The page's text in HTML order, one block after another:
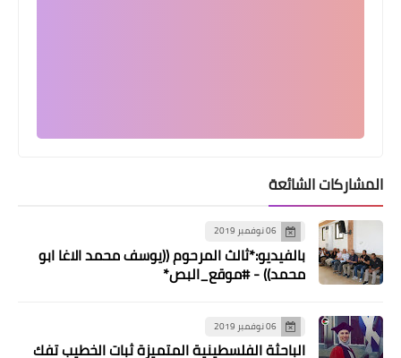
أخبار فلسطين
فتح" تُكلِّل بالزهور النّصب التذكاري
لشهداء مدينة صيدا بمناسبة يوم
المشاركات الشائعة
06 نوفمبر 2019
بالفيديو:*ثالث المرحوم ((يوسف محمد الاغا ابو
محمد)) - #موقع_البص*
06 نوفمبر 2019
الباحثة الفلسطينية المتميزة ثبات الخطيب تفك